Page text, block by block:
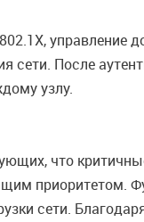
управление
сети. После
узлу.
что
приоритетом.
сети.